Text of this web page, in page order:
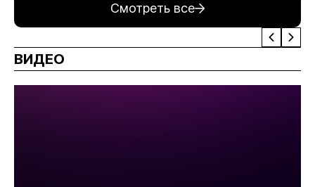
Смотреть все
ВИДЕО